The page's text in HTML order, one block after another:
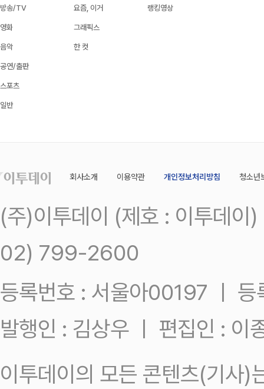
방송/TV
영화
음악
공연/출판
스포츠
일반
요즘, 이거
그래픽스
한 컷
랭킹영상
회사소개 이용약관 개인정보처리방침 청소년
(주)이투데이 (제호 : 이투데
02) 799-2600
등록번호 : 서울아00197 ㅣ
발행인 : 김상우 ㅣ 편집인 : 이
이투데이의 모든 콘텐츠(기사)